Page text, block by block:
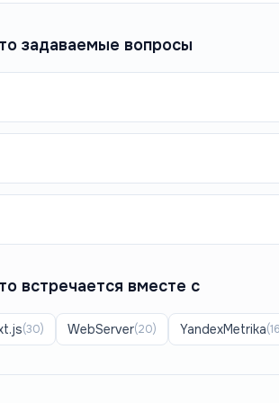
задаваемые вопросы
встречается вместе с
(30) WebServer(20) YandexMetrika(